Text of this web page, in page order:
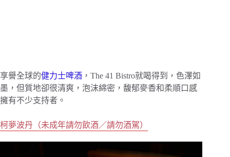
享譽全球的健力士啤酒 ，The 41 Bistro就喝得到，色澤如
墨，但質地卻很清爽，泡沫綿密，馥郁麥香和柔順口感
擁有不少支持者。
柯夢波丹（未成年請勿飲酒／請勿酒駕）